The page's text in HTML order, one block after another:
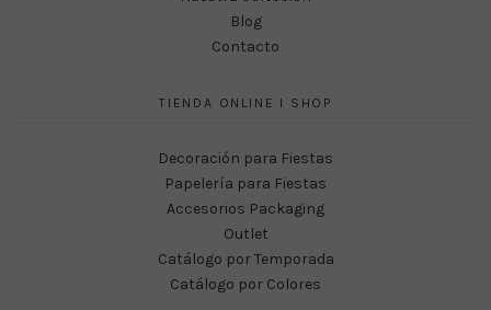
Blog
Contacto
TIENDA ONLINE I SHOP
Decoración para Fiestas
Papelería para Fiestas
Accesorios Packaging
Outlet
Catálogo por Temporada
Catálogo por Colores